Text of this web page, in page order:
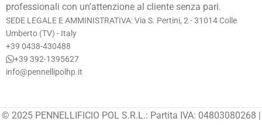
professionali con un'attenzione al cliente senza pari.
SEDE LEGALE E AMMINISTRATIVA: Via S. Pertini, 2 - 31014 Colle
Umberto (TV) - Italy
+39 0438-430488
+39 392-1395627
info@pennellipolhp.it
© 2025 PENNELLIFICIO POL S.R.L.: Partita IVA: 04803080268 |